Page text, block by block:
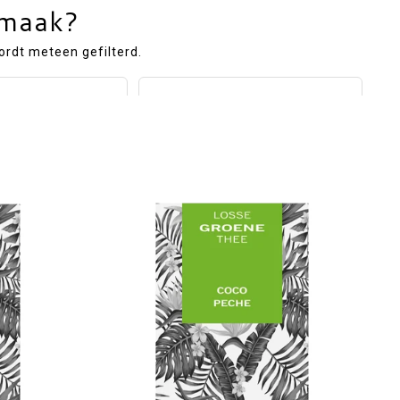
meteen gefilterd.
delicate
een verfijnd
een andere hoeveelheid staat vermeld.